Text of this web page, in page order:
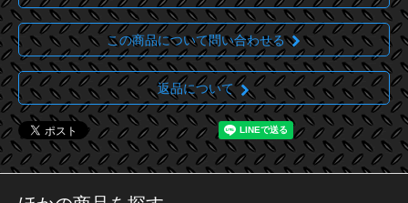
この商品について問い合わせる
返品について